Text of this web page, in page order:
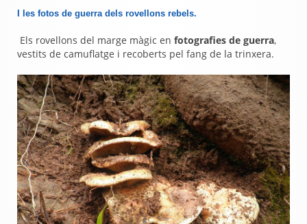
I les fotos de guerra dels rovellons rebels.
Els rovellons del marge màgic en fotografies de guerra,
vestits de camuflatge i recoberts pel fang de la trinxera.